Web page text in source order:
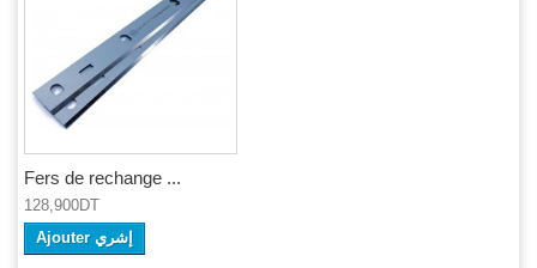
Fers de rechange ...
128,900DT
Ajouter إشري